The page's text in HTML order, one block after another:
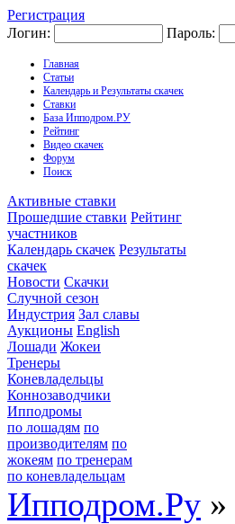
Регистрация
Логин:
Пароль:
Главная
Статьи
Календарь и Результаты скачек
Ставки
База Ипподром.РУ
Рейтинг
Видео скачек
Форум
Поиск
Активные ставки
Прошедшие ставки Рейтинг
участников
Календарь скачек Результаты
скачек
Новости Скачки
Случной сезон
Индустрия Зал славы
Аукционы English
Лошади Жокеи
Тренеры
Коневладельцы
Коннозаводчики
Ипподромы
по лошадям по
производителям по
жокеям по тренерам
по коневладельцам
Ипподром.Ру »